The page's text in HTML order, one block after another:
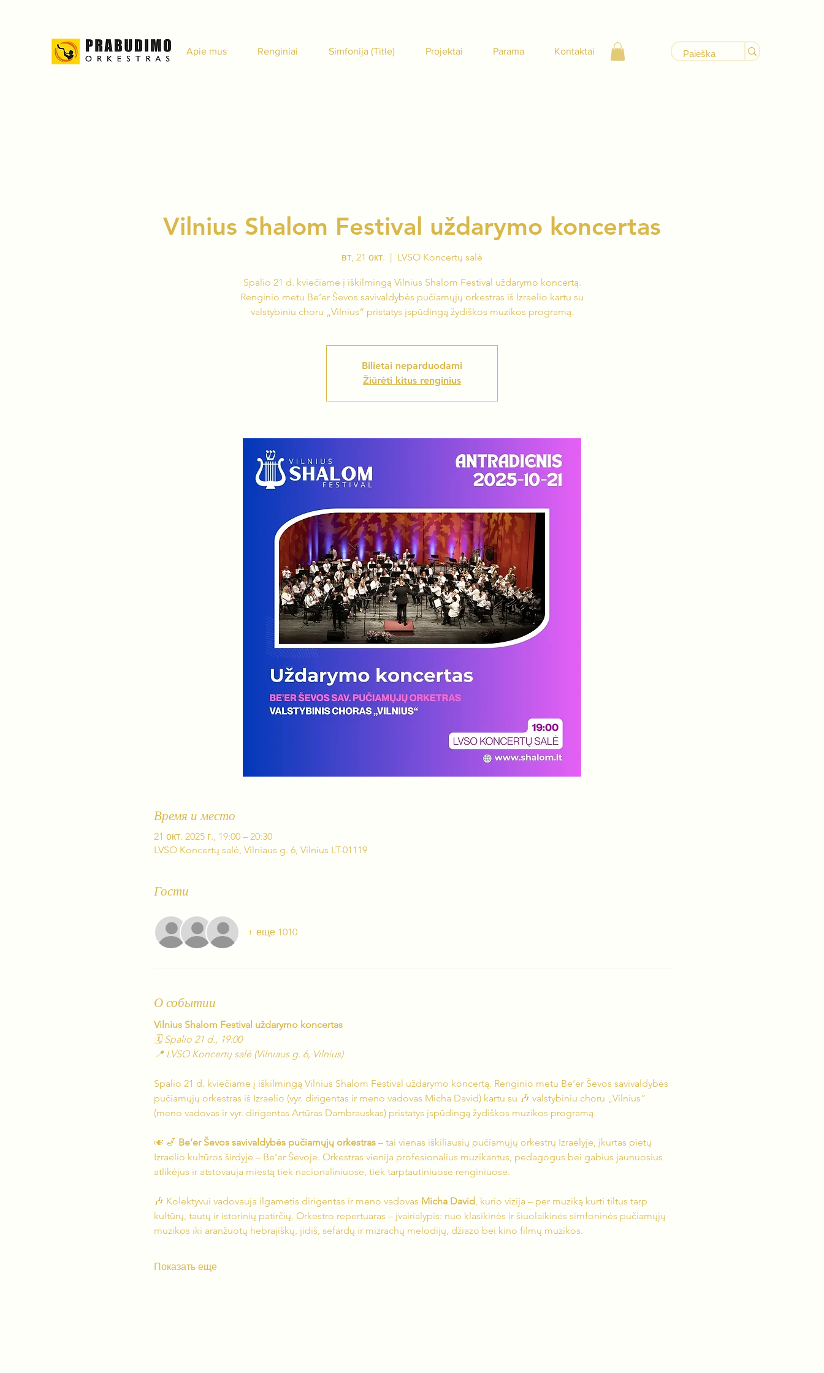
Apie mus Renginiai Simfonija (Title) Projektai Parama Kontaktai
Vilnius Shalom Festival uždarymo koncertas
вт, 21 окт.
  |
LVSO Koncertų salė
Spalio 21 d. kviečiame į iškilmingą Vilnius Shalom Festival uždarymo koncertą.
Renginio metu Be‘er Ševos savivaldybės pučiamųjų orkestras iš Izraelio kartu su
valstybiniu choru „Vilnius“ pristatys įspūdingą žydiškos muzikos programą.
Bilietai neparduodami
Žiūrėti kitus renginius
Время и место
21 окт. 2025 г., 19:00 – 20:30
LVSO Koncertų salė, Vilniaus g. 6, Vilnius LT-01119
Гости
+ еще 1010
О событии
Vilnius Shalom Festival uždarymo koncertas
🗓 Spalio 21 d., 19:00
📍 LVSO Koncertų salė (Vilniaus g. 6, Vilnius)
Spalio 21 d. kviečiame į iškilmingą Vilnius Shalom Festival uždarymo koncertą. Renginio metu Be‘er Ševos savivaldybės
pučiamųjų orkestras iš Izraelio (vyr. dirigentas ir meno vadovas Micha David) kartu su 🎶 valstybiniu choru „Vilnius“
(meno vadovas ir vyr. dirigentas Artūras Dambrauskas) pristatys įspūdingą žydiškos muzikos programą.
🎺 🎷 Be‘er Ševos savivaldybės pučiamųjų orkestras – tai vienas iškiliausių pučiamųjų orkestrų Izraelyje, įkurtas pietų
Izraelio kultūros širdyje – Be‘er Ševoje. Orkestras vienija profesionalius muzikantus, pedagogus bei gabius jaunuosius
atlikėjus ir atstovauja miestą tiek nacionaliniuose, tiek tarptautiniuose renginiuose.
🎶 Kolektyvui vadovauja ilgametis dirigentas ir meno vadovas Micha David, kurio vizija – per muziką kurti tiltus tarp
kultūrų, tautų ir istorinių patirčių. Orkestro repertuaras – įvairialypis: nuo klasikinės ir šiuolaikinės simfoninės pučiamųjų
muzikos iki aranžuotų hebrajiškų, jidiš, sefardų ir mizrachų melodijų, džiazo bei kino filmų muzikos.
Показать еще